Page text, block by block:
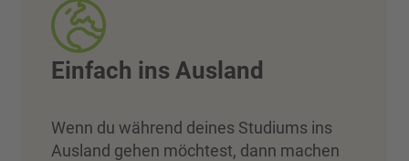
Einfach ins Ausland
Wenn du während deines Studiums ins
Ausland gehen möchtest, dann machen